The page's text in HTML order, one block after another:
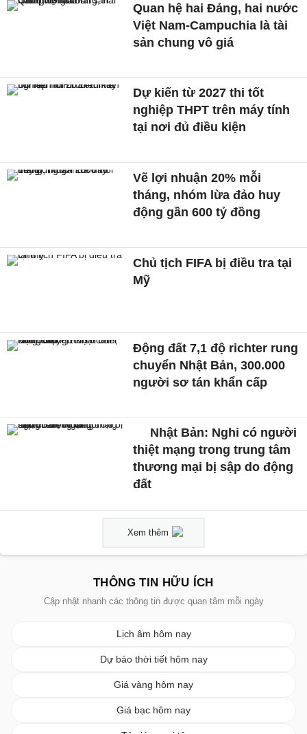
Quan hệ hai Đảng, hai nước
Việt Nam-Campuchia là tài
sản chung vô giá ​
Dự kiến từ 2027 thi tốt
nghiệp THPT trên máy tính
tại nơi đủ điều kiện
Vẽ lợi nhuận 20% mỗi
tháng, nhóm lừa đảo huy
động gần 600 tỷ đồng
Chủ tịch FIFA bị điều tra tại
Mỹ
Động đất 7,1 độ richter rung
chuyển Nhật Bản, 300.000
người sơ tán khẩn cấp
Nhật Bản: Nghi có người
thiệt mạng trong trung tâm
thương mại bị sập do động
đất
Xem thêm
THÔNG TIN HỮU ÍCH
Cập nhật nhanh các thông tin được quan tâm mỗi ngày
Lịch âm hôm nay
Dự báo thời tiết hôm nay
Giá vàng hôm nay
Giá bạc hôm nay